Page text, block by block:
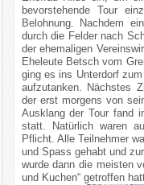
bevorstehende Tour
Belohnung. Nachdem
durch die Felder nach
der ehemaligen
Eheleute Betsch vom
ging es ins Unterdorf
aufzutanken. Nächstes
der erst morgens von
Ausklang der Tour fand
statt. Natürlich waren
Pflicht. Alle Teilnehmer
und Spass gehabt und
wurde dann die meisten
und Kuchen“ getroffen